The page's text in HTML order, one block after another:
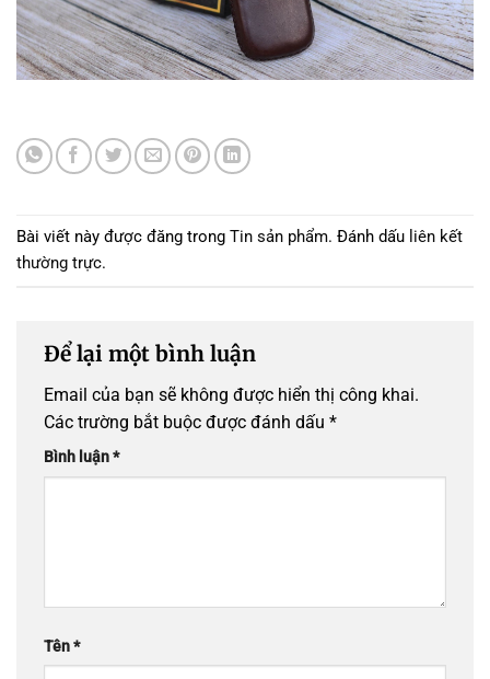
Bài viết này được đăng trong Tin sản phẩm. Đánh dấu liên kết
thường trực.
Để lại một bình luận
Email của bạn sẽ không được hiển thị công khai.
Các trường bắt buộc được đánh dấu *
Bình luận*
Tên*